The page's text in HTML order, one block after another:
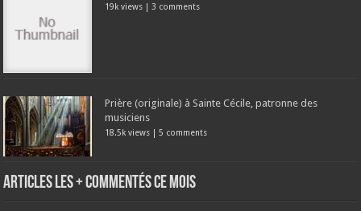
19k views | 3 comments
Prière (originale) à Sainte Cécile, patronne des
musiciens
18.5k views |5 comments
Articles les + commentés ce mois